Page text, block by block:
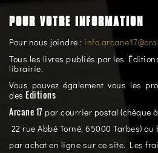
POUR VOTRE INFORMATION
Pour nous joindre :
Tous les livres publiés par les
librairie.
Vous pouvez également vous les
des Editions
Arcane 17 par courrier postal (chèque
22 rue Abbé Torné, 65000 Tarbes)
par achat en ligne sur ce site. Les